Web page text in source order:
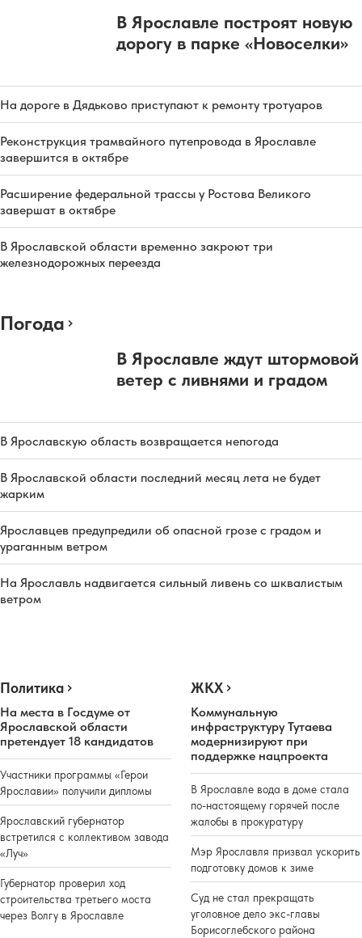
В Ярославле построят новую
дорогу в парке «Новоселки»
На дороге в Дядьково приступают к ремонту тротуаров
Реконструкция трамвайного путепровода в Ярославле
завершится в октябре
Расширение федеральной трассы у Ростова Великого
завершат в октябре
В Ярославской области временно закроют три
железнодорожных переезда
Погода
В Ярославле ждут штормовой
ветер с ливнями и градом
В Ярославскую область возвращается непогода
В Ярославской области последний месяц лета не будет
жарким
Ярославцев предупредили об опасной грозе с градом и
ураганным ветром
На Ярославль надвигается сильный ливень со шквалистым
ветром
Политика
На места в Госдуме от
Ярославской области
претендует 18 кандидатов
Участники программы «Герои
Ярославии» получили дипломы
Ярославский губернатор
встретился с коллективом завода
«Луч»
Губернатор проверил ход
строительства третьего моста
через Волгу в Ярославле
ЖКХ
Коммунальную
инфраструктуру Тутаева
модернизируют при
поддержке нацпроекта
В Ярославле вода в доме стала
по-настоящему горячей после
жалобы в прокуратуру
Мэр Ярославля призвал ускорить
подготовку домов к зиме
Суд не стал прекращать
уголовное дело экс-главы
Борисоглебского района